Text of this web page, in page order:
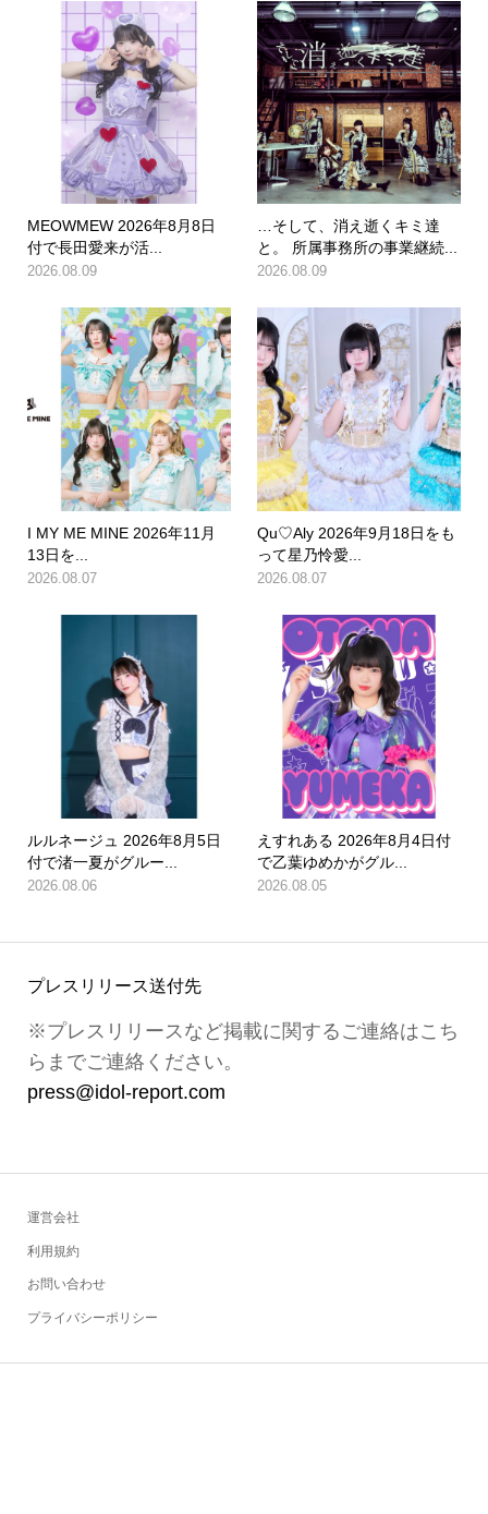
MEOWMEW 2026年8月8日
付で長田愛来が活...
2026.08.09
…そして、消え逝くキミ達
と。 所属事務所の事業継続...
2026.08.09
I MY ME MINE 2026年11月
13日を...
2026.08.07
Qu♡Aly 2026年9月18日をも
って星乃怜愛...
2026.08.07
ルルネージュ 2026年8月5日
付で渚一夏がグルー...
2026.08.06
えすれある 2026年8月4日付
で乙葉ゆめかがグル...
2026.08.05
プレスリリース送付先
※プレスリリースなど掲載に関するご連絡はこち
らまでご連絡ください。
press@idol-report.com
運営会社
利用規約
お問い合わせ
プライバシーポリシー